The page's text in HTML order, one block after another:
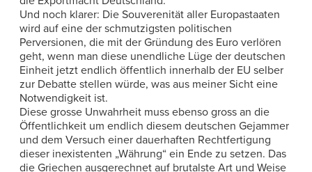
Und noch klarer: Die Souverenität aller Europastaaten
wird auf eine der schmutzigsten politischen
Perversionen, die mit der Gründung des Euro verlören
geht, wenn man diese unendliche Lüge der deutschen
Einheit jetzt endlich öffentlich innerhalb der EU selber
zur Debatte stellen würde, was aus meiner Sicht eine
Notwendigkeit ist.
Diese grosse Unwahrheit muss ebenso gross an die
Öffentlichkeit um endlich diesem deutschen Gejammer
und dem Versuch einer dauerhaften Rechtfertigung
dieser inexistenten „Währung“ ein Ende zu setzen. Das
die Griechen ausgerechnet auf brutalste Art und Weise